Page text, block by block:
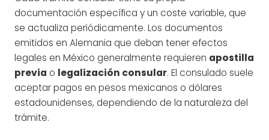
documentación específica y un coste variable, que
se actualiza periódicamente. Los documentos
emitidos en Alemania que deban tener efectos
legales en México generalmente requieren apostilla
previa o legalización consular. El consulado suele
aceptar pagos en pesos mexicanos o dólares
estadounidenses, dependiendo de la naturaleza del
trámite.